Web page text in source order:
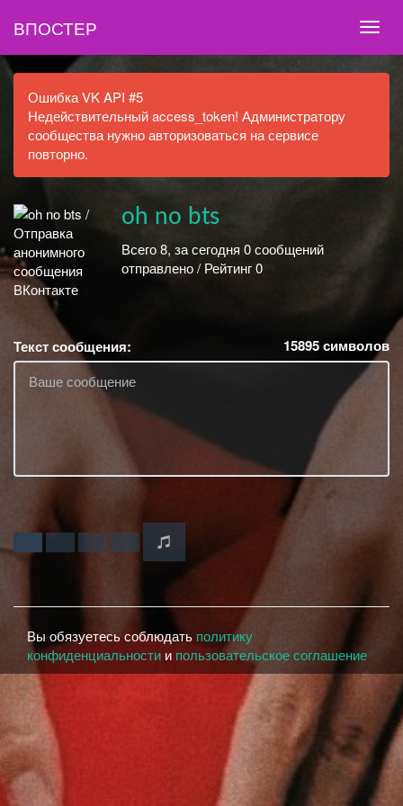
ВПОСТЕР
Ошибка VK API #5
Недействительный access_token! Администратору
сообщества нужно авторизоваться на сервисе
повторно.
oh no bts
Всего 8, за сегодня 0 сообщений
отправлено / Рейтинг 0
Текст сообщения: 15895символов
Вы обязуетесь соблюдать политику
конфиденциальности и пользовательское соглашение